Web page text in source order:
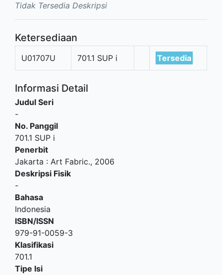
Tidak Tersedia Deskripsi
Ketersediaan
U01707U 701.1 SUP i Tersedia
Informasi Detail
Judul Seri
-
No. Panggil
701.1 SUP i
Penerbit
Jakarta : Art Fabric., 2006
Deskripsi Fisik
-
Bahasa
Indonesia
ISBN/ISSN
979-91-0059-3
Klasifikasi
701.1
Tipe Isi